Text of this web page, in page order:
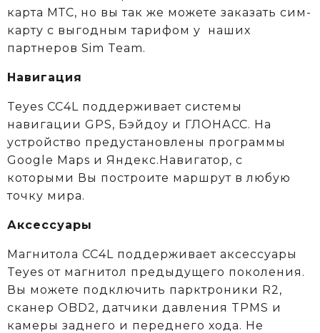
карта МТС, но вы так же можете заказать сим-
карту с выгодным тарифом у
наших
партнеров Sim Team.
Навигация
Teyes CC4L поддерживает системы
навигации GPS, Бэйдоу и ГЛОНАСС. На
устройство предустановлены программы
Google Maps и Яндекс.Навигатор, с
которыми Вы построите маршрут в любую
точку мира.
Аксессуары
Магнитола CC4L поддерживает аксессуары
Teyes от магнитол предыдущего поколения.
Вы можете подключить парктроники R2,
сканер OBD2, датчики давления TPMS и
камеры заднего и переднего хода. Не